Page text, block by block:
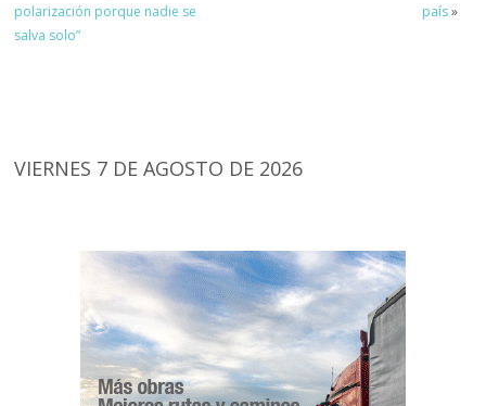
polarización porque nadie se
salva solo”
país»
VIERNES 7 DE AGOSTO DE 2026